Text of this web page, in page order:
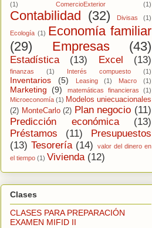
(1)
ComercioExterior (1)
Contabilidad (32) Divisas (1)
Ecología (1) Economía familiar
(29)
Empresas (43)
Estadística (13) Excel (13)
finanzas (1) Interés compuesto (1)
Inventarios (5) Leasing (1) Macro (1)
Marketing (9) matemáticas financieras
(1)
Microeconomía (1) Modelos uniecuacionales
(2) MonteCarlo (2) Plan negocio (11)
Predicción económica
(13)
Préstamos
(11)
Presupuestos
(13) Tesorería (14)
valor del dinero en
el tiempo (1) Vivienda (12)
Clases
CLASES PARA PREPARACIÓN
EXAMEN MIFID II